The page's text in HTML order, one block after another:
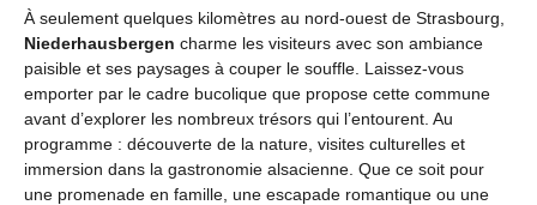
À seulement quelques kilomètres au nord-ouest de Strasbourg,
Niederhausbergen charme les visiteurs avec son ambiance
paisible et ses paysages à couper le souffle. Laissez-vous
emporter par le cadre bucolique que propose cette commune
avant d’explorer les nombreux trésors qui l’entourent. Au
programme : découverte de la nature, visites culturelles et
immersion dans la gastronomie alsacienne. Que ce soit pour
une promenade en famille, une escapade romantique ou une